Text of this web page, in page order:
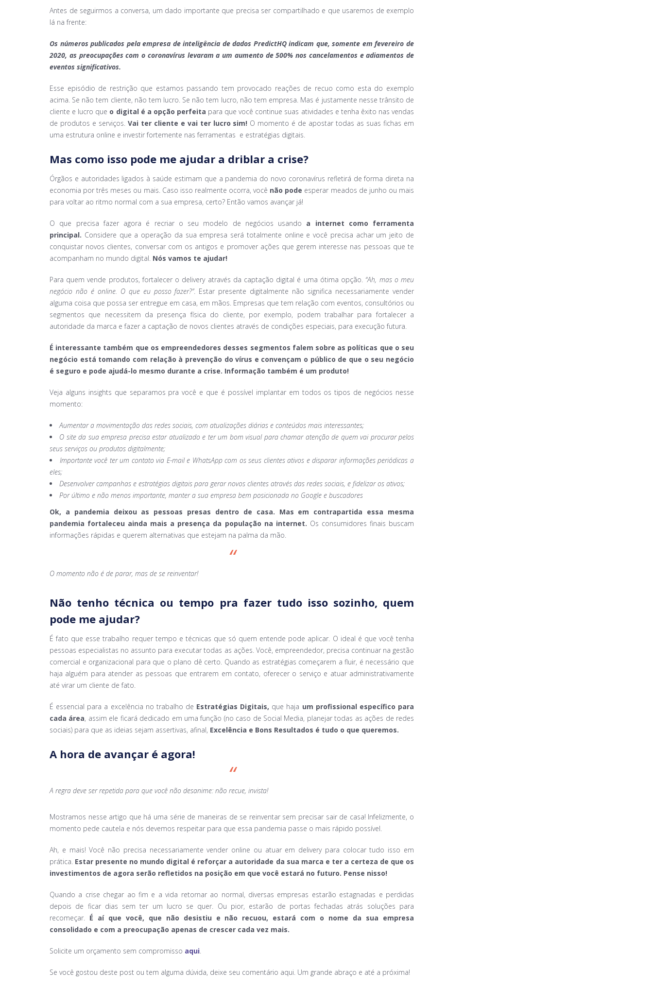
Antes de seguirmos a conversa, um dado importante que precisa ser compartilhado e que usaremos de exemplo
lá na frente:
Os números publicados pela empresa de inteligência de dados PredictHQ indicam que, somente em fevereiro de
2020, as preocupações com o coronavírus levaram a um aumento de 500% nos cancelamentos e adiamentos de
eventos significativos.
Esse episódio de restrição que estamos passando tem provocado reações de recuo como esta do exemplo
acima. Se não tem cliente, não tem lucro. Se não tem lucro, não tem empresa. Mas é justamente nesse trânsito de
cliente e lucro que o digital é a opção perfeita para que você continue suas atividades e tenha êxito nas vendas
de produtos e serviços. Vai ter cliente e vai ter lucro sim! O momento é de apostar todas as suas fichas em
uma estrutura online e investir fortemente nas ferramentas e estratégias digitais.
Mas como isso pode me ajudar a driblar a crise?
Órgãos e autoridades ligados à saúde estimam que a pandemia do novo coronavírus refletirá de forma direta na
economia por três meses ou mais. Caso isso realmente ocorra, você não pode esperar meados de junho ou mais
para voltar ao ritmo normal com a sua empresa, certo? Então vamos avançar já!
O que precisa fazer agora é recriar o seu modelo de negócios usando a internet como ferramenta
principal. Considere que a operação da sua empresa será totalmente online e você precisa achar um jeito de
conquistar novos clientes, conversar com os antigos e promover ações que gerem interesse nas pessoas que te
acompanham no mundo digital. Nós vamos te ajudar!
Para quem vende produtos, fortalecer o delivery através da captação digital é uma ótima opção. “Ah, mas o meu
negócio não é online. O que eu posso fazer?”. Estar presente digitalmente não significa necessariamente vender
alguma coisa que possa ser entregue em casa, em mãos. Empresas que tem relação com eventos, consultórios ou
segmentos que necessitem da presença física do cliente, por exemplo, podem trabalhar para fortalecer a
autoridade da marca e fazer a captação de novos clientes através de condições especiais, para execução futura.
É interessante também que os empreendedores desses segmentos falem sobre as políticas que o seu
negócio está tomando com relação à prevenção do vírus e convençam o público de que o seu negócio
é seguro e pode ajudá-lo mesmo durante a crise. Informação também é um produto!
Veja alguns insights que separamos pra você e que é possível implantar em todos os tipos de negócios nesse
momento:
Aumentar a movimentação das redes sociais, com atualizações diárias e conteúdos mais interessantes;
O site da sua empresa precisa estar atualizado e ter um bom visual para chamar atenção de quem vai procurar pelos
seus serviços ou produtos digitalmente;
Importante você ter um contato via E-mail e WhatsApp com os seus clientes ativos e disparar informações periódicas a
eles;
Desenvolver campanhas e estratégias digitais para gerar novos clientes através das redes sociais, e fidelizar os ativos;
Por último e não menos importante, manter a sua empresa bem posicionada no Google e buscadores
Ok, a pandemia deixou as pessoas presas dentro de casa. Mas em contrapartida essa mesma
pandemia fortaleceu ainda mais a presença da população na internet. Os consumidores finais buscam
informações rápidas e querem alternativas que estejam na palma da mão.
O momento não é de parar, mas de se reinventar!
Não tenho técnica ou tempo pra fazer tudo isso sozinho, quem
pode me ajudar?
É fato que esse trabalho requer tempo e técnicas que só quem entende pode aplicar. O ideal é que você tenha
pessoas especialistas no assunto para executar todas as ações. Você, empreendedor, precisa continuar na gestão
comercial e organizacional para que o plano dê certo. Quando as estratégias começarem a fluir, é necessário que
haja alguém para atender as pessoas que entrarem em contato, oferecer o serviço e atuar administrativamente
até virar um cliente de fato.
É essencial para a excelência no trabalho de Estratégias Digitais, que haja um profissional específico para
cada área, assim ele ficará dedicado em uma função (no caso de Social Media, planejar todas as ações de redes
sociais) para que as ideias sejam assertivas, afinal, Excelência e Bons Resultados é tudo o que queremos.
A hora de avançar é agora!
A regra deve ser repetida para que você não desanime: não recue, invista!
Mostramos nesse artigo que há uma série de maneiras de se reinventar sem precisar sair de casa! Infelizmente, o
momento pede cautela e nós devemos respeitar para que essa pandemia passe o mais rápido possível.
Ah, e mais! Você não precisa necessariamente vender online ou atuar em delivery para colocar tudo isso em
prática. Estar presente no mundo digital é reforçar a autoridade da sua marca e ter a certeza de que os
investimentos de agora serão refletidos na posição em que você estará no futuro. Pense nisso!
Quando a crise chegar ao fim e a vida retornar ao normal, diversas empresas estarão estagnadas e perdidas
depois de ficar dias sem ter um lucro se quer. Ou pior, estarão de portas fechadas atrás soluções para
recomeçar. É aí que você, que não desistiu e não recuou, estará com o nome da sua empresa
consolidado e com a preocupação apenas de crescer cada vez mais.
Solicite um orçamento sem compromisso aqui
Se você gostou deste post ou tem alguma dúvida, deixe seu comentário aqui. Um grande abraço e até a próxima!